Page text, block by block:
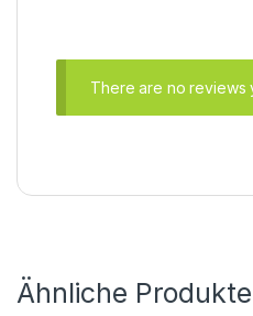
There are no reviews
Ähnliche Produkte